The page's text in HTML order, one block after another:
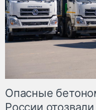
Опасные
России